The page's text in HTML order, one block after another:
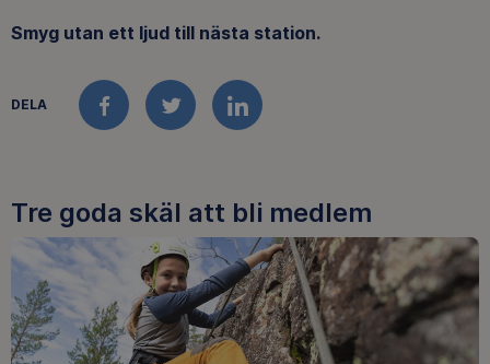
Smyg utan ett ljud till nästa station.
DELA
FACEBOOKTWITTERLINKEDIN
Tre goda skäl att bli medlem